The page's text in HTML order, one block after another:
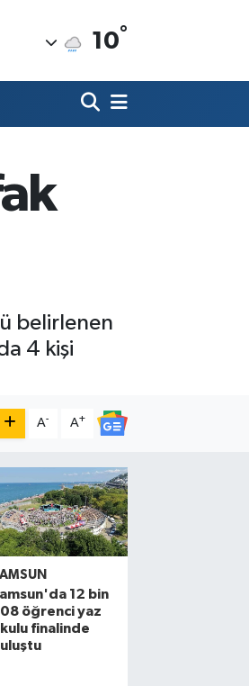
10°
belirlenen
4 kişi
A- A+
12 bin
öğrenci yaz
finalinde